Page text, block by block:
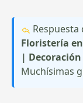
Respuesta
Floristería
|
Muchísimas